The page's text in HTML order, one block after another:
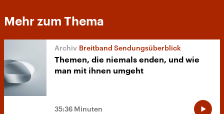
Mehr zum Thema
Breitband Sendungsüberblick
Themen, die niemals enden, und wie
man mit ihnen umgeht
35:36 Minuten